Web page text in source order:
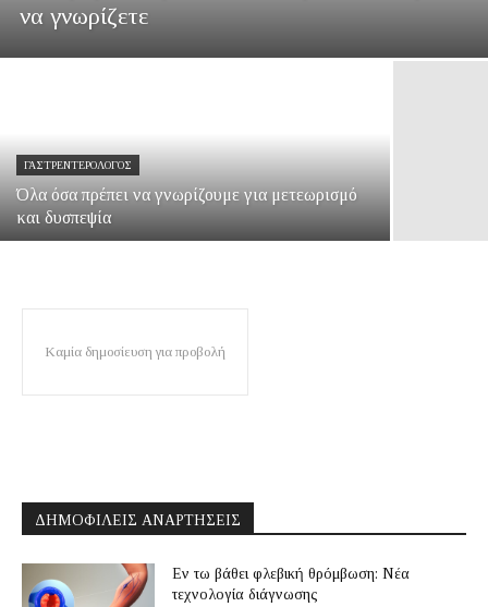
να γνωρίζετε
ΓΑΣΤΡΕΝΤΕΡΟΛΌΓΟΣ
Όλα όσα πρέπει να γνωρίζουμε για μετεωρισμό
και δυσπεψία
Καμία δημοσίευση για προβολή
ΔΗΜΟΦΙΛΕΊΣ ΑΝΑΡΤΉΣΕΙΣ
Εν τω βάθει φλεβική θρόμβωση: Νέα
τεχνολογία διάγνωσης